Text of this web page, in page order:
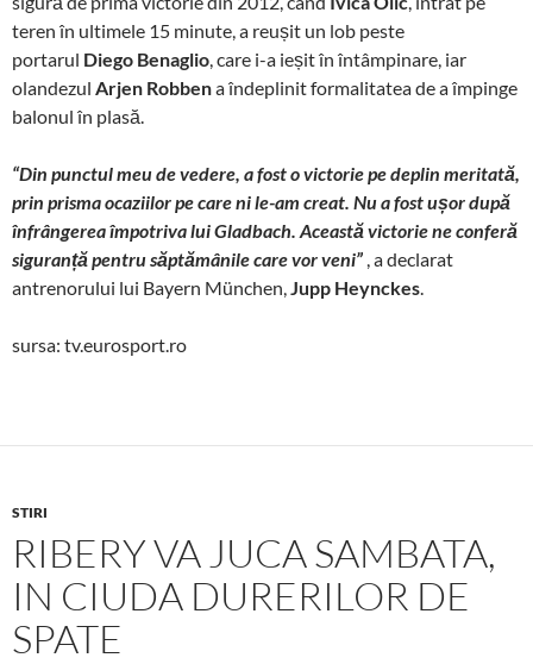
teren în ultimele 15 minute, a reușit un lob peste
portarul Diego Benaglio, care i-a ieșit în întâmpinare, iar
olandezul Arjen Robbena îndeplinit formalitatea de a împinge
balonul în plasă.
“Din punctul meu de vedere, a fost o victorie pe deplin meritată,
prin prisma ocaziilor pe care ni le-am creat. Nu a fost ușor după
înfrângerea împotriva lui Gladbach. Această victorie ne conferă
siguranță pentru săptămânile care vor veni” , a declarat
antrenorului lui Bayern München,Jupp Heynckes.
sursa: tv.eurosport.ro
STIRI
RIBERY VA JUCA SAMBATA,
IN CIUDA DURERILOR DE
SPATE